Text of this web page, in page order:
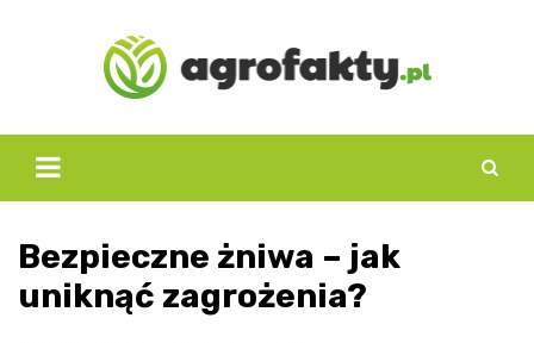
Bezpieczne żniwa – jak
uniknąć zagrożenia?